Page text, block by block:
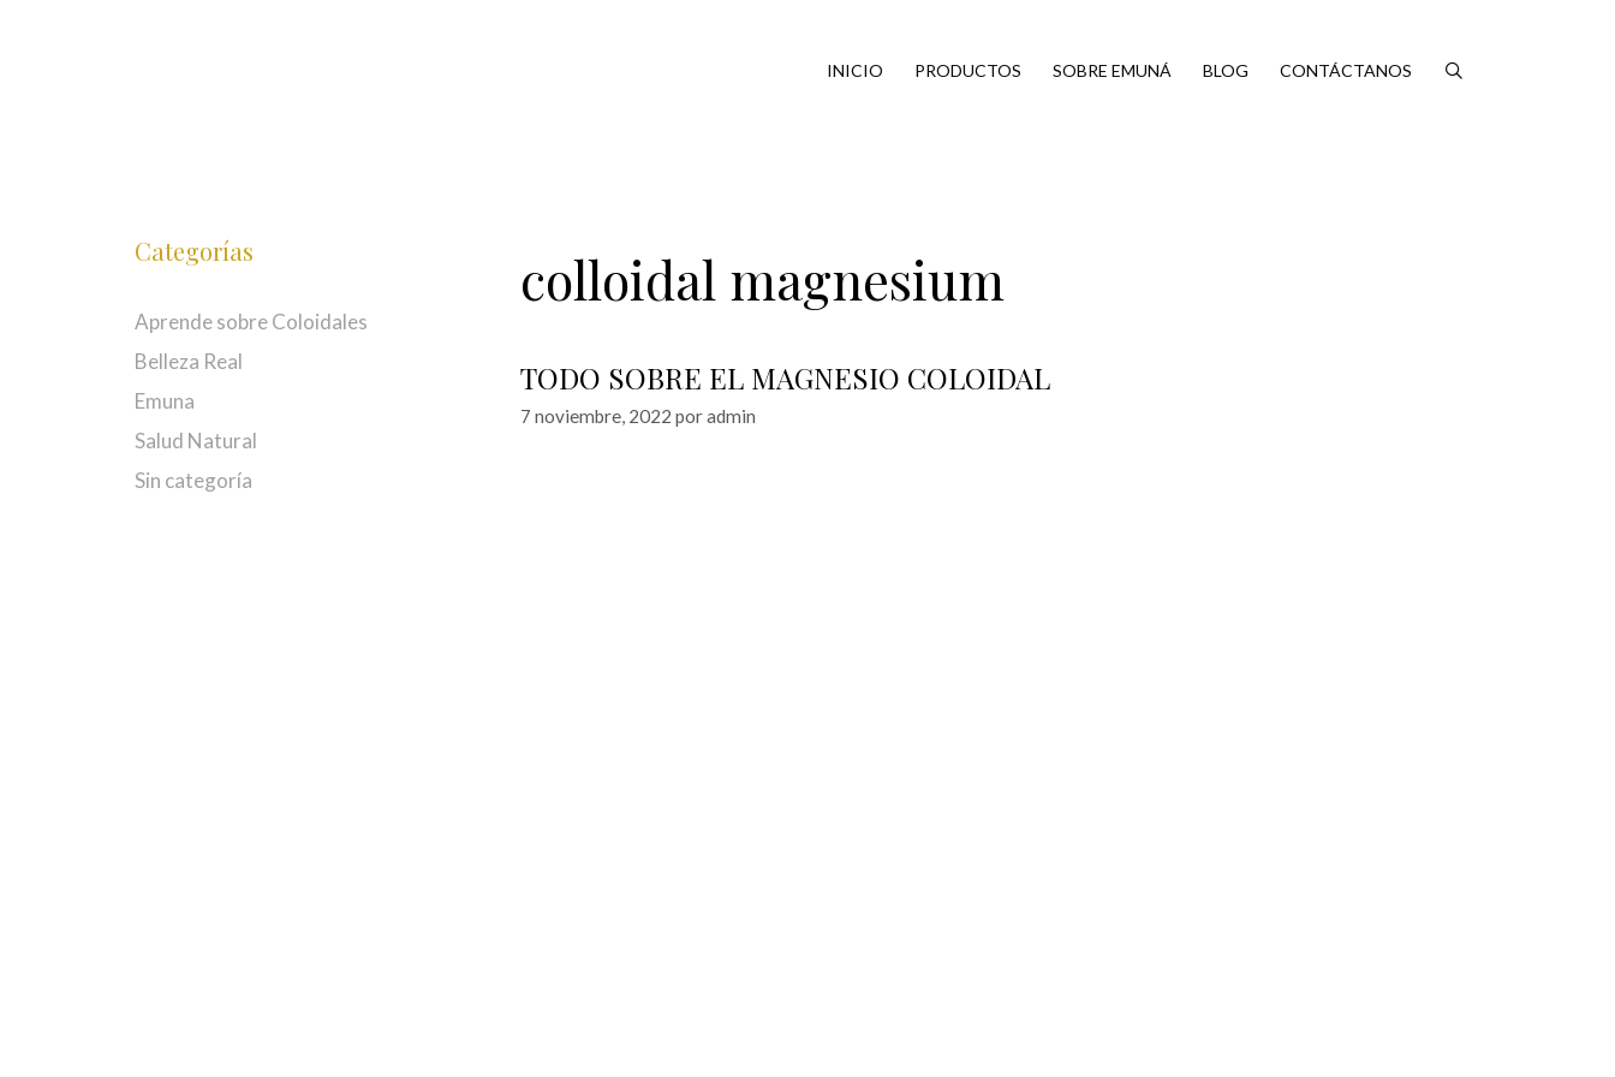
INICIO PRODUCTOS SOBRE EMUNÁ BLOG CONTÁCTANOS
colloidal magnesium
TODO SOBRE EL MAGNESIO COLOIDAL
7 noviembre, 2022 poradmin
Categorías
Aprende sobre Coloidales
Belleza Real
Emuna
Salud Natural
Sin categoría